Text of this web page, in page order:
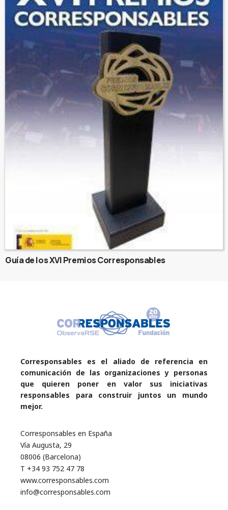
Guía de los XVI Premios Corresponsables
Corresponsables es el aliado de referencia en
comunicación de las organizaciones y personas
que quieren poner en valor sus iniciativas
responsables para construir juntos un mundo
mejor.
Corresponsables en España
Vía Augusta, 29
08006 (Barcelona)
T +34 93 752 47 78
www.corresponsables.com
info@corresponsables.com